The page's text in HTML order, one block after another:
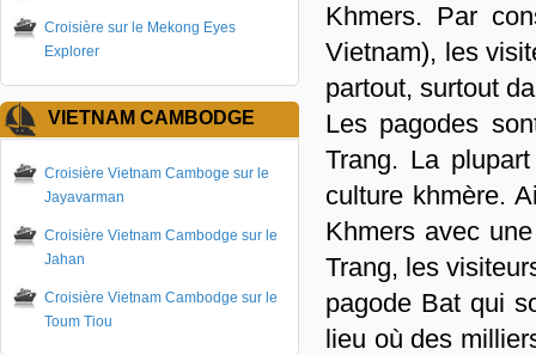
Croisière sur le Mekong Eyes
Explorer
VIETNAM CAMBODGE
Croisière Vietnam Camboge sur le
Jayavarman
Croisière Vietnam Cambodge sur le
Jahan
Croisière Vietnam Cambodge sur le
Toum Tiou
Khmers. Par
Vietnam), les
partout, surtout
Les pagodes
Trang. La
culture khmère.
Khmers avec
Trang, les
pagode Bat qui
lieu où des